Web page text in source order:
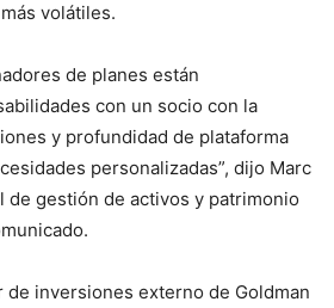
volátiles.
de planes están
con un socio con la
y profundidad de plataforma
personalizadas”, dijo Marc
de gestión de activos y patrimonio
de inversiones externo de Goldman